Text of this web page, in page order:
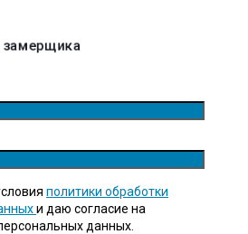
политики обработки
и даю согласие на
данных.